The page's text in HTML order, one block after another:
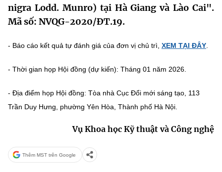
Cơ cấu tổ chức
Khoa học và Công nghệ
Sở hữu trí tuệ
Tiêu chuẩn, đo lường, chất lượng
Năng lượng nguyên tử
Dịch vụ công
Hệ thống văn bản
MST IOFFICE
THỐNG KÊ
Khoa học và Công nghệ
Chuyển đổi số
Multimedia
Videos
nigra Lodd. Munro) tại Hà Giang và Lào Cai".
Mã số: NVQG-2020/ĐT.19.
- Báo cáo kết quả tự đánh giá của đơn vị chủ trì, XEM TẠI ĐÂY
- Thời gian họp Hội đồng (dự kiến): Tháng 01 năm 2026.
- Địa điểm họp Hội đồng: Tòa nhà Cục Đổi mới sáng tạo, 113
Trần Duy Hưng, phường Yên Hòa, Thành phố Hà Nội.
Vụ Khoa học Kỹ thuật và Công nghệ
Thêm MST trên Google